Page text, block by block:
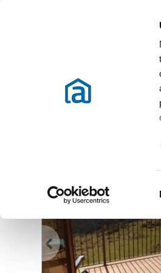
Location appartements
Location Appartements